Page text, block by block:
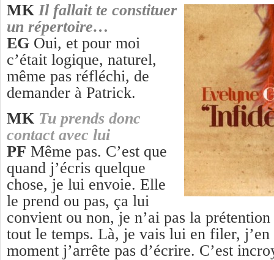
MK Il fallait te constituer
un répertoire…
EG Oui, et pour moi
c’était logique, naturel,
même pas réfléchi, de
demander à Patrick.
MK Tu prends donc
contact avec lui
PF Même pas. C’est que
quand j’écris quelque
chose, je lui envoie. Elle
le prend ou pas, ça lui
convient ou non, je n’ai pas la
tout le temps. Là, je vais lui en filer,
moment j’arrête pas d’écrire. C’est